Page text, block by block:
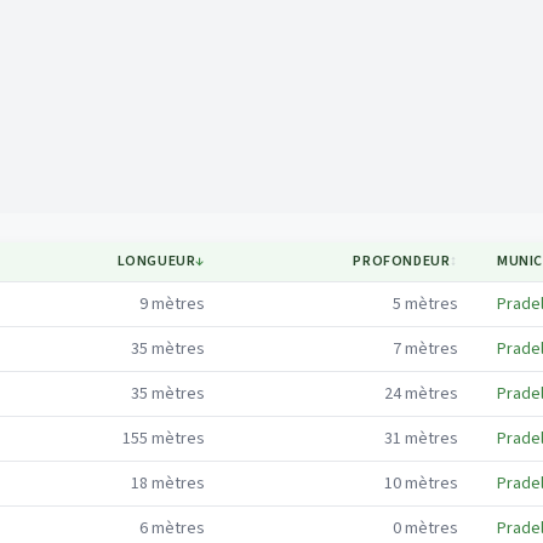
LONGUEUR↓ PROFONDEUR↕
9mètres 5 mètres
35 mètres 7mètres
35 mètres 24mètres
155 mètres 31 mètres
18 mètres 10mètres
6mètres 0mètres